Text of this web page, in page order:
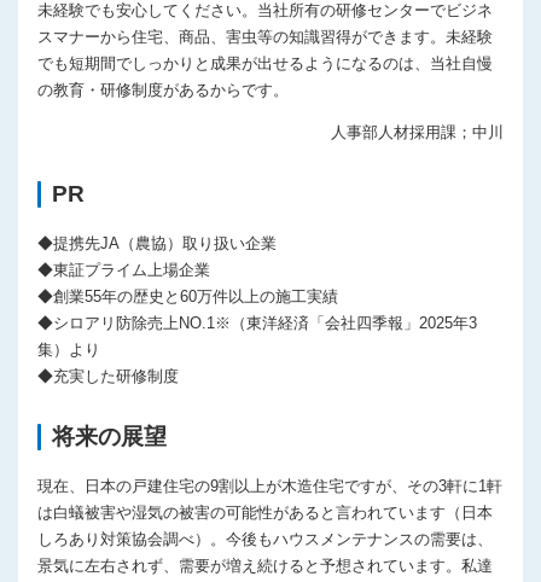
未経験でも安心してください。当社所有の研修センターでビジネ
スマナーから住宅、商品、害虫等の知識習得ができます。未経験
でも短期間でしっかりと成果が出せるようになるのは、当社自慢
の教育・研修制度があるからです。
人事部人材採用課；中川
PR
◆提携先JA（農協）取り扱い企業
◆東証プライム上場企業
◆創業55年の歴史と60万件以上の施工実績
◆シロアリ防除売上NO.1※（東洋経済「会社四季報」2025年3
集）より
◆充実した研修制度
将来の展望
現在、日本の戸建住宅の9割以上が木造住宅ですが、その3軒に1軒
は白蟻被害や湿気の被害の可能性があると言われています（日本
しろあり対策協会調べ）。今後もハウスメンテナンスの需要は、
景気に左右されず、需要が増え続けると予想されています。私達